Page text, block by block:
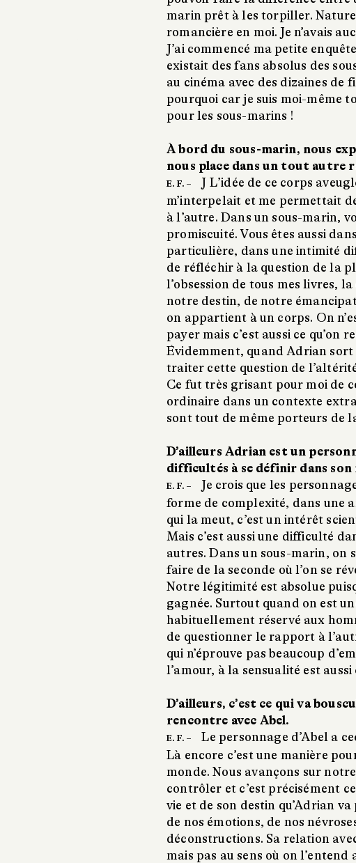
marin prêt à les torpiller.
romancière en moi. Je n’avais
J’ai commencé ma petite
existait des fans absolus des
au cinéma avec des dizaines de
pourquoi car je suis moi-même
pour les sous-marins !
À bord du sous-marin, nous
nous place dans un tout autre
E. F. –
J L’idée de ce corps
m’interpelait et me permettait
à l’autre. Dans un sous-marin,
promiscuité. Vous êtes aussi
particulière, dans une intimité
de réfléchir à la question de la
l’obsession de tous mes livres,
notre destin, de notre
on appartient à un corps. On
payer mais c’est aussi ce qu’on
Évidemment, quand Adrian
traiter cette question de
Ce fut très grisant pour moi de
ordinaire dans un contexte
sont tout de même porteurs de
D’ailleurs Adrian est un
difficultés à se définir dans
E. F. –
Je crois que les
forme de complexité, dans une
qui la meut, c’est un intérêt
Mais c’est aussi une difficulté
autres. Dans un sous-marin, on
faire de la seconde où l’on se
Notre légitimité est absolue
gagnée. Surtout quand on est
habituellement réservé aux
de questionner le rapport à
qui n’éprouve pas beaucoup
l’amour, à la sensualité est
D’ailleurs, c’est ce qui va
rencontre avec Abel.
E. F. –
Le personnage d’Abel a
Là encore c’est une manière
monde. Nous avançons sur
contrôler et c’est précisément
vie et de son destin qu’Adrian
de nos émotions, de nos
déconstructions. Sa relation
mais pas au sens où on